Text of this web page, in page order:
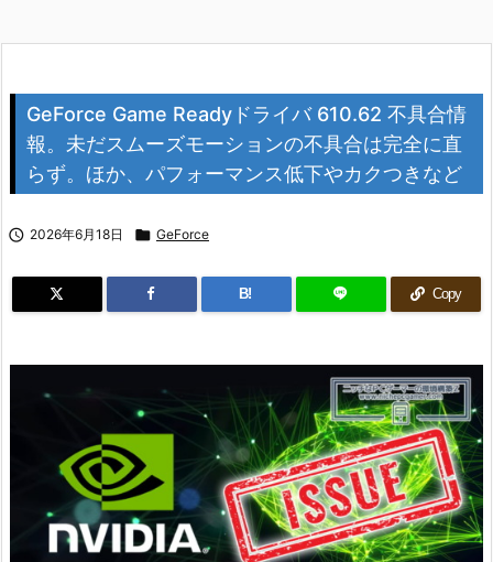
GeForce Game Readyドライバ 610.62 不具合情
報。未だスムーズモーションの不具合は完全に直
らず。ほか、パフォーマンス低下やカクつきなど
 2026年6月18日  GeForce
B! Copy